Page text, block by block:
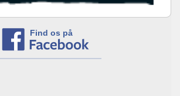
Find os på